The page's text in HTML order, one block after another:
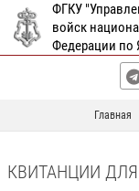
ФГКУ
войск
Федерации по
Главная
КВИТАНЦИИ